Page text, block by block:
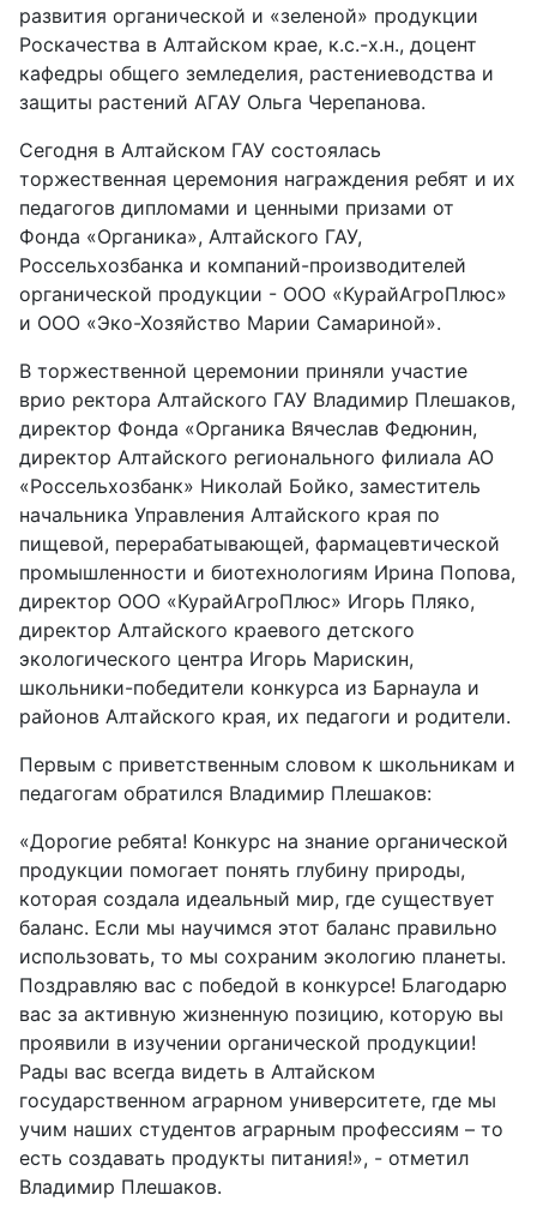
развития органической и «зеленой» продукции
Роскачества в Алтайском крае, к.с.-х.н., доцент
кафедры общего земледелия, растениеводства и
защиты растений АГАУ Ольга Черепанова.
Сегодня в Алтайском ГАУ состоялась
торжественная церемония награждения ребят и их
педагогов дипломами и ценными призами от
Фонда «Органика», Алтайского ГАУ,
Россельхозбанка и компаний-производителей
органической продукции - ООО «КурайАгроПлюс»
и ООО «Эко-Хозяйство Марии Самариной».
В торжественной церемонии приняли участие
врио ректора Алтайского ГАУ Владимир Плешаков,
директор Фонда «Органика Вячеслав Федюнин,
директор Алтайского регионального филиала АО
«Россельхозбанк» Николай Бойко, заместитель
начальника Управления Алтайского края по
пищевой, перерабатывающей, фармацевтической
промышленности и биотехнологиям Ирина Попова,
директор ООО «КурайАгроПлюс» Игорь Пляко,
директор Алтайского краевого детского
экологического центра Игорь Марискин,
школьники-победители конкурса из Барнаула и
районов Алтайского края, их педагоги и родители.
Первым с приветственным словом к школьникам и
педагогам обратился Владимир Плешаков:
«Дорогие ребята! Конкурс на знание органической
продукции помогает понять глубину природы,
которая создала идеальный мир, где существует
баланс. Если мы научимся этот баланс правильно
использовать, то мы сохраним экологию планеты.
Поздравляю вас с победой в конкурсе! Благодарю
вас за активную жизненную позицию, которую вы
проявили в изучении органической продукции!
Рады вас всегда видеть в Алтайском
государственном аграрном университете, где мы
учим наших студентов аграрным профессиям – то
есть создавать продукты питания!», - отметил
Владимир Плешаков.